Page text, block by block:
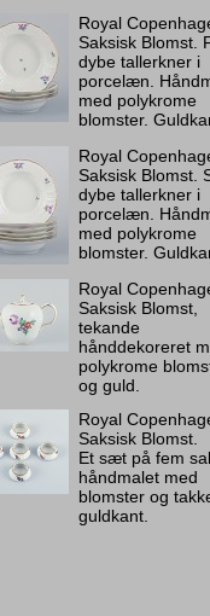
Royal
Saksisk Blomst.
dybe tallerkner i
porcelæn.
med polykrome
blomster.
Royal
Saksisk Blomst.
dybe tallerkner i
porcelæn.
med polykrome
blomster.
Royal
Saksisk Blomst,
tekande
hånddekoreret
polykrome
og guld.
Royal
Saksisk Blomst.
Et sæt på fem
håndmalet med
blomster og
guldkant.